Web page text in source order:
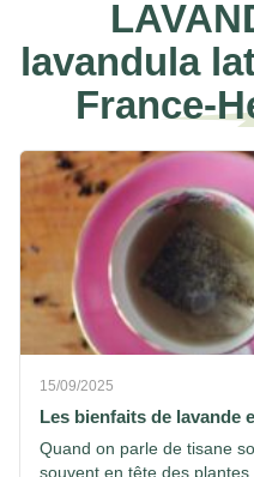
lavandula
France-
15/09/2025
Les bienfaits de lavande
Quand on parle de tisane
souvent en tête des